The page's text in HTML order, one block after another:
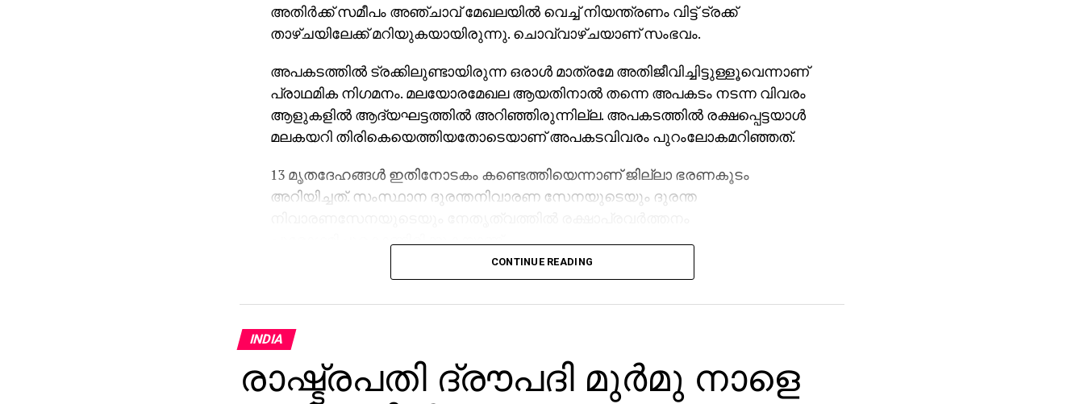
അതിര്‍ക്ക് സമീപം അഞ്ചാവ് മേഖലയില്‍ വെച്ച് നിയന്ത്രണം വിട്ട് ട്രക്ക്
താഴ്ചയിലേക്ക് മറിയുകയായിരുന്നു. ചൊവ്വാഴ്ചയാണ് സംഭവം.
അപകടത്തില്‍ ട്രക്കിലുണ്ടായിരുന്ന ഒരാള്‍ മാത്രമേ അതിജീവിച്ചിട്ടുള്ളൂവെന്നാണ്
പ്രാഥമിക നിഗമനം. മലയോരമേഖല ആയതിനാല്‍ തന്നെ അപകടം നടന്ന വിവരം
ആളുകളില്‍ ആദ്യഘട്ടത്തില്‍ അറിഞ്ഞിരുന്നില്ല. അപകടത്തില്‍ രക്ഷപ്പെട്ടയാള്‍
മലകയറി തിരികെയെത്തിയതോടെയാണ് അപകടവിവരം പുറംലോകമറിഞ്ഞത്.
13 മൃതദേഹങ്ങള്‍ ഇതിനോടകം കണ്ടെത്തിയെന്നാണ് ജില്ലാ ഭരണകൂടം
അറിയിച്ചത്. സംസ്ഥാന ദുരന്തനിവാരണ സേനയുടെയും ദുരന്ത
അപകടത്തില്‍ പരിക്കേറ്റവരെ പുറത്തെടുക്കുന്നതിനായുള്ള
വ്യക്തമാക്കി.
CONTINUE READING
INDIA
രാഷ്ട്രപതി ദ്രൗപദി മുർമു നാളെ